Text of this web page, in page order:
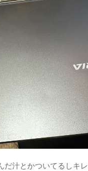
だ汁とかついてるしキ